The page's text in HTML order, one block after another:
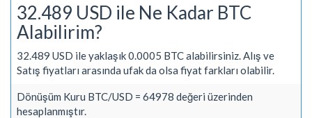
32.489 USD ile Ne Kadar BTC
Alabilirim?
32.489 USD ile yaklaşık 0.0005 BTC alabilirsiniz. Alış ve
Satış fiyatları arasında ufak da olsa fiyat farkları olabilir.
Dönüşüm Kuru BTC/USD = 64978 değeri üzerinden
hesaplanmıştır.